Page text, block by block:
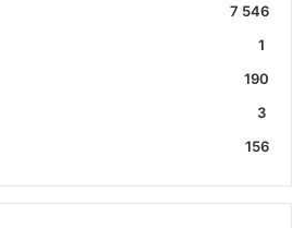
7 546
1
190
3
156